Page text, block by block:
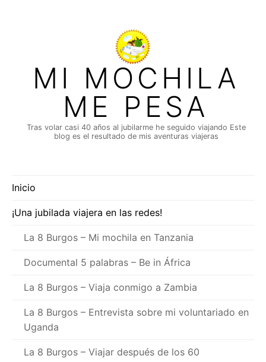
MI MOCHILA
ME PESA
Tras volar casi 40 años al jubilarme he seguido viajando Este
blog es el resultado de mis aventuras viajeras
Inicio
¡Una jubilada viajera en las redes!
La 8 Burgos – Mi mochila en Tanzania
Documental 5 palabras – Be in África
La 8 Burgos – Viaja conmigo a Zambia
La 8 Burgos – Entrevista sobre mi voluntariado en
Uganda
La 8 Burgos – Viajar después de los 60